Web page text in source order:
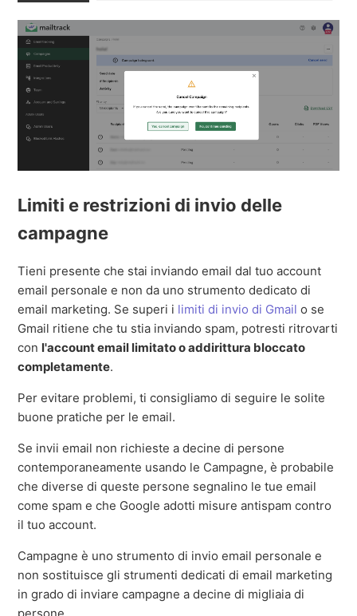
Limiti e restrizioni di invio delle
campagne
Tieni presente che stai inviando email dal tuo account
email personale e non da uno strumento dedicato di
email marketing. Se superi i limiti di invio di Gmail o se
Gmail ritiene che tu stia inviando spam, potresti ritrovarti
con l'account email limitato o addirittura bloccato
completamente.
Per evitare problemi, ti consigliamo di seguire le solite
buone pratiche per le email.
Se invii email non richieste a decine di persone
contemporaneamente usando le Campagne, è probabile
che diverse di queste persone segnalino le tue email
come spam e che Google adotti misure antispam contro
il tuo account.
Campagne è uno strumento di invio email personale e
non sostituisce gli strumenti dedicati di email marketing
in grado di inviare campagne a decine di migliaia di